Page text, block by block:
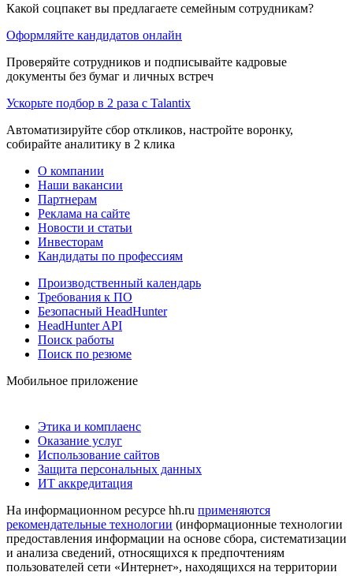
Какой соцпакет вы предлагаете семейным сотрудникам?
Оформляйте кандидатов онлайн
Проверяйте сотрудников и подписывайте кадровые
документы без бумаг и личных встреч
Ускорьте подбор в 2 раза с Talantix
Автоматизируйте сбор откликов, настройте воронку,
собирайте аналитику в 2 клика
О компании
Наши вакансии
Партнерам
Реклама на сайте
Новости и статьи
Инвесторам
Кандидаты по профессиям
Производственный календарь
Требования к ПО
Безопасный HeadHunter
HeadHunter API
Поиск работы
Поиск по резюме
Мобильное приложение
Этика и комплаенс
Оказание услуг
Использование сайтов
Защита персональных данных
ИТ аккредитация
На информационном ресурсе hh.ru применяются
рекомендательные технологии (информационные технологии
предоставления информации на основе сбора, систематизации
и анализа сведений, относящихся к предпочтениям
пользователей сети «Интернет», находящихся на территории